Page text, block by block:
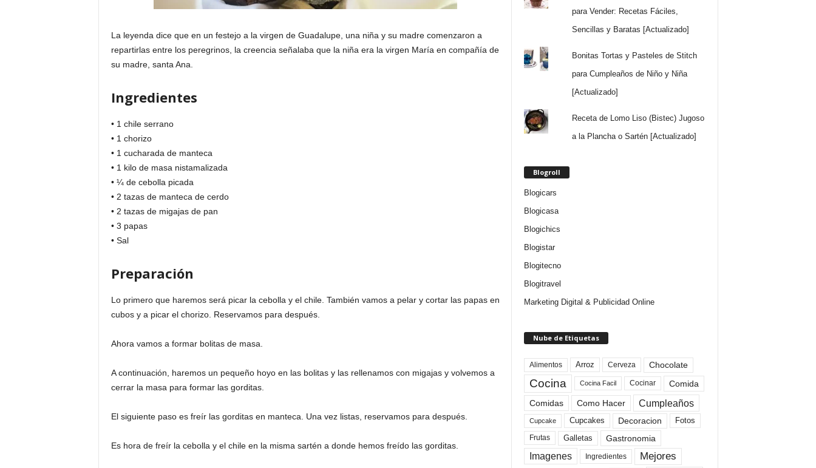
La leyenda dice que en un festejo a la virgen de Guadalupe, una niña y su madre comenzaron a
repartirlas entre los peregrinos, la creencia señalaba que la niña era la virgen María en compañía de
su madre, santa Ana.
Ingredientes
• 1 chile serrano
• 1 chorizo
• 1 cucharada de manteca
• 1 kilo de masa nistamalizada
• ¼ de cebolla picada
• 2 tazas de manteca de cerdo
• 2 tazas de migajas de pan
• 3 papas
• Sal
Preparación
Lo primero que haremos será picar la cebolla y el chile. También vamos a pelar y cortar las papas en
cubos y a picar el chorizo. Reservamos para después.
Ahora vamos a formar bolitas de masa.
A continuación, haremos un pequeño hoyo en las bolitas y las rellenamos con migajas y volvemos a
cerrar la masa para formar las gorditas.
El siguiente paso es freír las gorditas en manteca. Una vez listas, reservamos para después.
Es hora de freír la cebolla y el chile en la misma sartén a donde hemos freído las gorditas.
para Vender: Recetas Fáciles,
Sencillas y Baratas [Actualizado]
Bonitas Tortas y Pasteles de Stitch
para Cumpleaños de Niño y Niña
[Actualizado]
Receta de Lomo Liso (Bistec) Jugoso
a la Plancha o Sartén [Actualizado]
Blogroll
Blogicars
Blogicasa
Blogichics
Blogistar
Blogitecno
Blogitravel
Marketing Digital & Publicidad Online
Nube de Etiquetas
Alimentos Arroz Cerveza Chocolate
Cocina Cocina Facil Cocinar
Comida
Comidas
Como Hacer Cumpleaños
Cupcake Cupcakes Decoracion Fotos
Frutas Galletas Gastronomia
Imagenes Ingredientes Mejores